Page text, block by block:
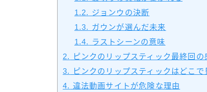
1.2. ジョンウの決断
1.3. ガウンが選んだ未来
1.4. ラストシーンの意味
2.
ピンクのリップスティック最終回の
3.
ピンクのリップスティックはどこ
4. 違法動画サイトが危険な理由